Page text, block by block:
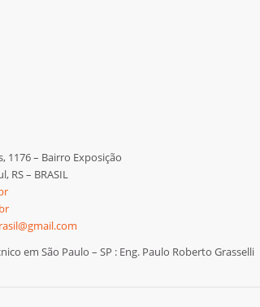
1176 – Bairro Exposição
RS – BRASIL
em São Paulo – SP : Eng. Paulo Roberto Grasselli